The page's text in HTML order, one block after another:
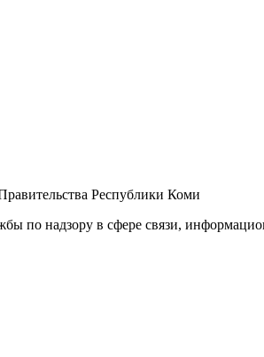
Республики Коми
по надзору в сфере связи,